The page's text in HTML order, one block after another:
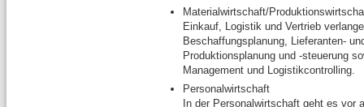
Materialwirtschaft/
Einkauf, Logistik und Vertrieb
Beschaffungsplanung, Lieferanten-
Produktionsplanung und -steuerung
Management und Logistikcontrolling.
Personalwirtschaft
In der Personalwirtschaft geht es vor